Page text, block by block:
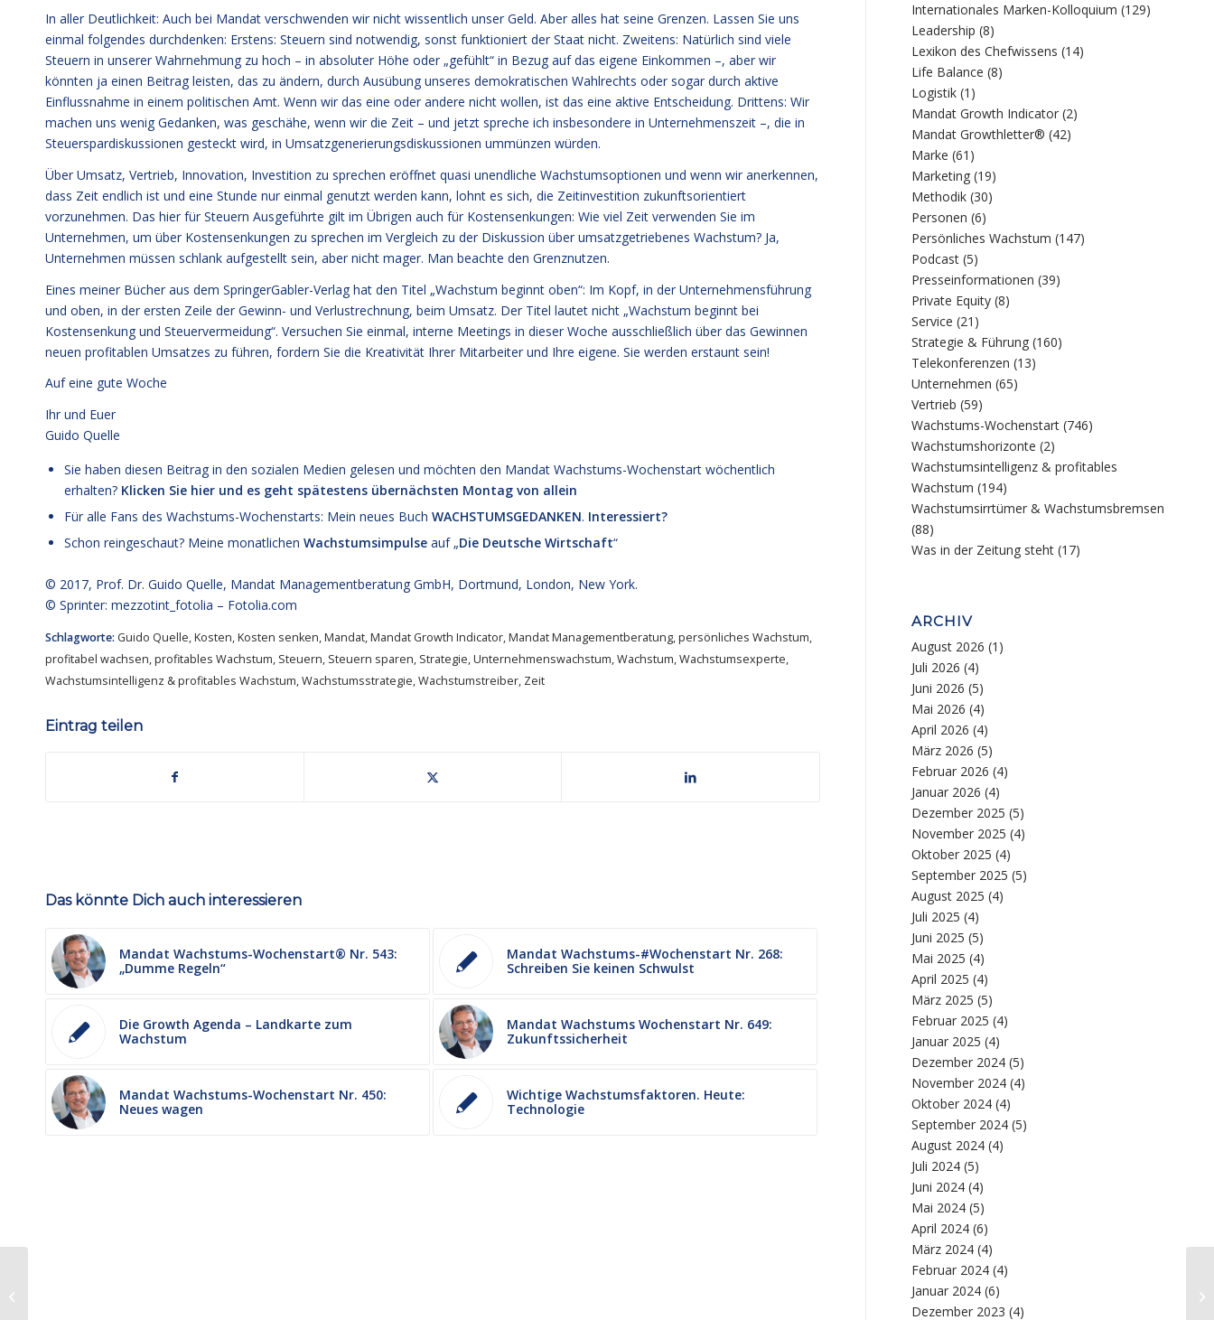
In aller Deutlichkeit: Auch bei Mandat verschwenden wir nicht wissentlich unser Geld. Aber alles hat seine Grenzen. Lassen Sie uns
einmal folgendes durchdenken: Erstens: Steuern sind notwendig, sonst funktioniert der Staat nicht. Zweitens: Natürlich sind viele
Steuern in unserer Wahrnehmung zu hoch – in absoluter Höhe oder „gefühlt“ in Bezug auf das eigene Einkommen –, aber wir
könnten ja einen Beitrag leisten, das zu ändern, durch Ausübung unseres demokratischen Wahlrechts oder sogar durch aktive
Einflussnahme in einem politischen Amt. Wenn wir das eine oder andere nicht wollen, ist das eine aktive Entscheidung. Drittens: Wir
machen uns wenig Gedanken, was geschähe, wenn wir die Zeit – und jetzt spreche ich insbesondere in Unternehmenszeit –, die in
Steuerspardiskussionen gesteckt wird, in Umsatzgenerierungsdiskussionen ummünzen würden.
Über Umsatz, Vertrieb, Innovation, Investition zu sprechen eröffnet quasi unendliche Wachstumsoptionen und wenn wir anerkennen,
dass Zeit endlich ist und eine Stunde nur einmal genutzt werden kann, lohnt es sich, die Zeitinvestition zukunftsorientiert
vorzunehmen. Das hier für Steuern Ausgeführte gilt im Übrigen auch für Kostensenkungen: Wie viel Zeit verwenden Sie im
Unternehmen, um über Kostensenkungen zu sprechen im Vergleich zu der Diskussion über umsatzgetriebenes Wachstum? Ja,
Unternehmen müssen schlank aufgestellt sein, aber nicht mager. Man beachte den Grenznutzen.
Eines meiner Bücher aus dem SpringerGabler-Verlag hat den Titel „Wachstum beginnt oben“: Im Kopf, in der Unternehmensführung
und oben, in der ersten Zeile der Gewinn- und Verlustrechnung, beim Umsatz. Der Titel lautet nicht „Wachstum beginnt bei
Kostensenkung und Steuervermeidung“. Versuchen Sie einmal, interne Meetings in dieser Woche ausschließlich über das Gewinnen
neuen profitablen Umsatzes zu führen, fordern Sie die Kreativität Ihrer Mitarbeiter und Ihre eigene. Sie werden erstaunt sein!
Auf eine gute Woche
Ihr und Euer
Guido Quelle
Sie haben diesen Beitrag in den sozialen Medien gelesen und möchten den Mandat Wachstums-Wochenstart wöchentlich
erhalten? Klicken Sie hier und es geht spätestens übernächsten Montag von allein
Für alle Fans des Wachstums-Wochenstarts: Mein neues Buch WACHSTUMSGEDANKEN. Interessiert?
Schon reingeschaut? Meine monatlichen Wachstumsimpulse auf „Die Deutsche Wirtschaft“
© 2017, Prof. Dr. Guido Quelle, Mandat Managementberatung GmbH, Dortmund, London, New York.
© Sprinter: mezzotint_fotolia – Fotolia.com
Schlagworte: Guido Quelle,Kosten,Kosten senken,Mandat,Mandat Growth Indicator,Mandat Managementberatung,persönliches Wachstum,
profitabel wachsen,profitables Wachstum, Steuern, Steuern sparen, Strategie,Unternehmenswachstum,Wachstum,Wachstumsexperte,
Wachstumsintelligenz & profitables Wachstum,Wachstumsstrategie,Wachstumstreiber, Zeit
Eintrag teilen
Das könnte Dich auch interessieren
Mandat Wachstums-Wochenstart® Nr. 543:
„Dumme Regeln“
Mandat Wachstums-#Wochenstart Nr. 268:
Schreiben Sie keinen Schwulst
Die Growth Agenda – Landkarte zum
Wachstum
Mandat Wachstums Wochenstart Nr. 649:
Zukunftssicherheit
Mandat Wachstums-Wochenstart Nr. 450:
Neues wagen
Wichtige Wachstumsfaktoren. Heute:
Technologie
Internationales Marken-Kolloquium (129)
Leadership (8)
Lexikon des Chefwissens (14)
Life Balance (8)
Logistik (1)
Mandat Growth Indicator (2)
Mandat Growthletter® (42)
Marke (61)
Marketing (19)
Methodik (30)
Personen (6)
Persönliches Wachstum (147)
Podcast (5)
Presseinformationen (39)
Private Equity (8)
Service (21)
Strategie & Führung (160)
Telekonferenzen (13)
Unternehmen (65)
Vertrieb (59)
Wachstums-Wochenstart (746)
Wachstumshorizonte (2)
Wachstumsintelligenz & profitables
Wachstum (194)
Wachstumsirrtümer & Wachstumsbremsen
(88)
Was in der Zeitung steht (17)
ARCHIV
August 2026 (1)
Juli 2026 (4)
Juni 2026 (5)
Mai 2026 (4)
April 2026 (4)
März 2026 (5)
Februar 2026 (4)
Januar 2026 (4)
Dezember 2025 (5)
November 2025 (4)
Oktober 2025 (4)
September 2025 (5)
August 2025 (4)
Juli 2025 (4)
Juni 2025 (5)
Mai 2025 (4)
April 2025 (4)
März 2025 (5)
Februar 2025 (4)
Januar 2025 (4)
Dezember 2024 (5)
November 2024 (4)
Oktober 2024 (4)
September 2024 (5)
August 2024 (4)
Juli 2024 (5)
Juni 2024 (4)
Mai 2024 (5)
April 2024 (6)
März 2024 (4)
Februar 2024 (4)
Januar 2024 (6)
Dezember 2023 (4)